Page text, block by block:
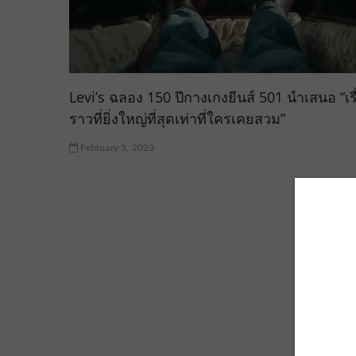
Levi’s ฉลอง 150 ปีกางเกงยีนส์ 501 นำเสนอ “เ
ราวที่ยิ่งใหญ่ที่สุดเท่าที่ใครเคยสวม”
February 3, 2023